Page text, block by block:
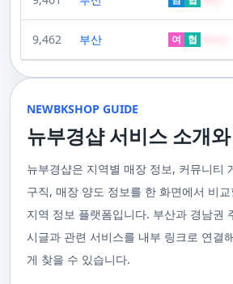
요. 부경샵 에서는 한국이나 태국에서 온 관리사
다른 곳에서는 찾아볼 수 없는 독특한 기술과 마
성되어 있어요. 이런 품질은 어디에서도 따라올
기 위해 부경샵은 계속해서 훌륭한 관리사들을
장을 원하실 때는 언제든지 후불제로 예약하실
요. 사전에 예약하시면 더욱 쾌적한 부산 러시아
대한 많은 관심 덕분에, 부경샵은 필요한 요구 사
것들로 정리했어요. 이 가이드라인을 따라주시면,
생기지 않을 거예요. 첫째로, 너무 많은 알코올을
게 좋아요.서비스 당일에는 부경샵과의 원활한
서 공중전화나 발신 제한으로는 연락이 어려워요.
거나 예약 없이 나타나지 않는 경우, 앞으로 예약
가격으로 경험해 보세요.터치 -> 부경샵 홈페이지
부경샵 홈페이지 터치 -> 부경샵앱 다운로드 -
100,000원일본인 관리사 스웨디시 VIP 코스 60분
원 코스에 대한 궁금증이 있으시다면, 전화를 통한 상담을 추천드립니다.
부산 일본인 홈케어는 대면 서비스의 특성상, 직
시면, 부경샵은 그에 최적화된 서비스를 제공하기
다. 언제든지 필요하실 때, 편리한 상담과 지원이
마시고 연락 주세요. 부산 일본인 홈케어 이용 방법에 대해서는, 서비스의
핵심은 바로 고객님의 현재 위치에서 직접 찾아가
등, 자신만의 공간에서 편안한 맞춤형 마사지를 받으
한 마사지 서비스를 제공하기 위해 노력하고 있습
은 고객님들이 긴장을 해소하고 새로운 활력을 얻
하는 것입니다. 또한, 부경샵 한국과 태국, 일본에
능하며, 다른 곳에서 찾아볼 수 없는 독특한 기술
를 자랑합니다. 이러한 품질은 비교할 수 없는 수준입니다. 서
더욱 높이기 위해, 부경샵은 지속적으로 우수한
장 큰 특징은 근육 깊숙한 곳까지 도달하는 깊은
한다는 점입니다. 이러한 기법은 근육의 긴장을
과적입니다. 또한, 이 마사지는 혈액 순환을 촉진
회복에 도움을 줍니다. 스트레스 해소와 이완에
정기적으로 받는 마사지입니다.2. 타이 마사지
적인 마사지 방법으로, 신체의 스트레칭과 압력 포
균형을 맞추는 데 중점을 둡니다. 이 마사지는 유
사지는 신체의 긴장을 풀어주고, 스트레스를 감소
서 유래한 마사지 방법으로, 의자에 앉은 상태에
집에서도 쉽게 즐길 수 있습니다. 이 마사지는 특
소하는 데 효과적이며, 신체의 전반적인 이완을
을 줍니다. 샤이츠 마사지는 짧은 시간에 효과적
상 속에서 짧은 휴식을 필요로 하는 현대인에게
마사지는 발과 발목을 중심으로 이루어지는 마사
하고 전반적인 피로를 풀어주는 데 중점을 둡니다
을 개선합니다. 발 마사지는 특히 장시간 서 있거
게 추천되며, 발의 피로 뿐만 아니라 전체적인 신
적인 영향을 줍니다.부경샵 앱을 통해 부산 남포
고 있습니다. 친절한 상담원이 여러분의 마사지
울 수 있는 이런 부경샵에서 예약하시는 것을 추
부산꿀통 디시에서 제공하는 서비스는 여러분에
사지는 여러분의 체질 개선, 스트레스 해소, 마음
가져다줍니다. 이와 같이 부산꿀통 디시의 마사지
간을 가질 수 있게 해줍니다. 그리고 이런 부산꿀
게 예약하고 이용할 수 있게 도와주는 '부경샵' 어
최고의 마사지 어플로 추천받고 있습니다. 복잡한
부산꿀통 디시의 서비스를 이용하려는 분들께 부
립니다.여러분의 건강과 힐링을 위해, 부산꿀통
모든 고민과 걱정 속에서 여러분을 위로하고 도
부산꿀통 디시의 건강한 마사지와 쾌적한 분위기
9,462
부산 여 협
NEWBKSHOP GUIDE
뉴부경샵 서비스 소개
뉴부경샵은 지역별 매장 정보, 커뮤니티
구직, 매장 양도 정보를 한 화면에서 비
지역 정보 플랫폼입니다. 부산과 경남권
시글과 관련 서비스를 내부 링크로 연결
게 찾을 수 있습니다.